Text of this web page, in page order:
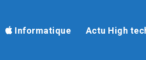
Informatique Actu High